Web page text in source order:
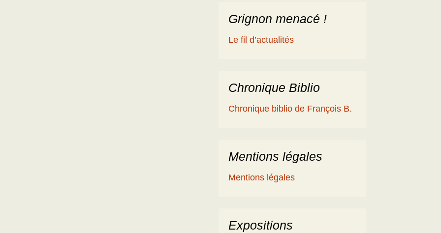
Grignon menacé !
Le fil d’actualités
Chronique Biblio
Chronique biblio de François B.
Mentions légales
Mentions légales
Expositions